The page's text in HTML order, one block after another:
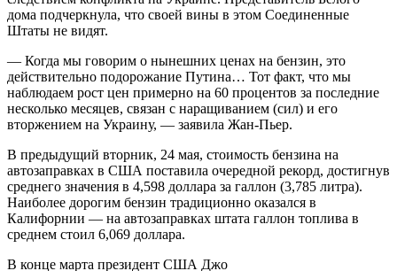
дома подчеркнула, что своей вины в этом Соединенные
Штаты не видят.
— Когда мы говорим о нынешних ценах на бензин, это
действительно подорожание Путина… Тот факт, что мы
наблюдаем рост цен примерно на 60 процентов за последние
несколько месяцев, связан с наращиванием (сил) и его
вторжением на Украину, — заявила Жан-Пьер.
В предыдущий вторник, 24 мая, стоимость бензина на
автозаправках в США поставила очередной рекорд, достигнув
среднего значения в 4,598 доллара за галлон (3,785 литра).
Наиболее дорогим бензин традиционно оказался в
Калифорнии — на автозаправках штата галлон топлива в
среднем стоил 6,069 доллара.
В конце марта президент США Джо